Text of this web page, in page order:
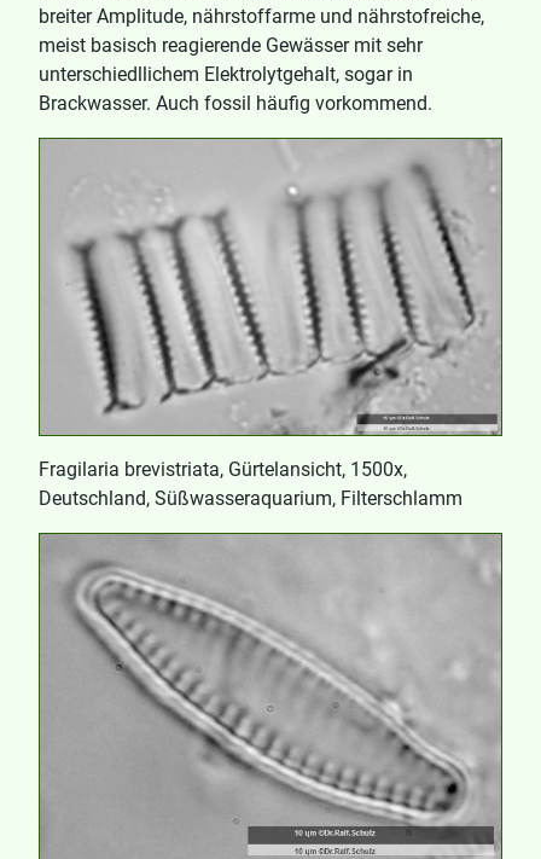
breiter Amplitude, nährstoffarme und nährstofreiche,
meist basisch reagierende Gewässer mit sehr
unterschiedllichem Elektrolytgehalt, sogar in
Brackwasser. Auch fossil häufig vorkommend.
Fragilaria brevistriata, Gürtelansicht, 1500x,
Deutschland, Süßwasseraquarium, Filterschlamm